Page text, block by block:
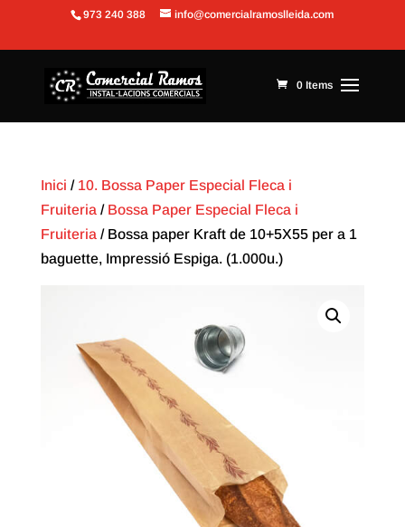
Obre la barra d'eines
973 240 388 info@comercialramoslleida.com
0 Items
Inici / 10. Bossa Paper Especial Fleca i
Fruiteria / Bossa Paper Especial Fleca i
Fruiteria / Bossa paper Kraft de 10+5X55 per a 1
baguette, Impressió Espiga. (1.000u.)